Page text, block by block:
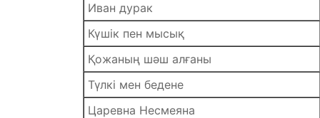
Иван дурак
Күшік пен мысық
Қожаның шәш алғаны
Түлкі мен бедене
Царевна Несмеяна